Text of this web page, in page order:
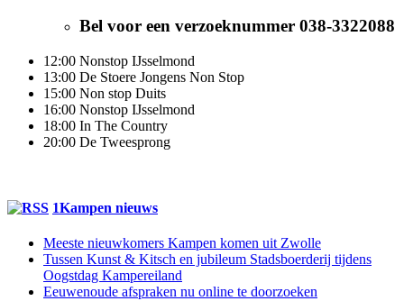
Bel voor een verzoeknummer 038-3322088
12:00 Nonstop IJsselmond
13:00 De Stoere Jongens Non Stop
15:00 Non stop Duits
16:00 Nonstop IJsselmond
18:00 In The Country
20:00 De Tweesprong
1Kampen nieuws
Meeste nieuwkomers Kampen komen uit Zwolle
Tussen Kunst & Kitsch en jubileum Stadsboerderij tijdens
Oogstdag Kampereiland
Eeuwenoude afspraken nu online te doorzoeken